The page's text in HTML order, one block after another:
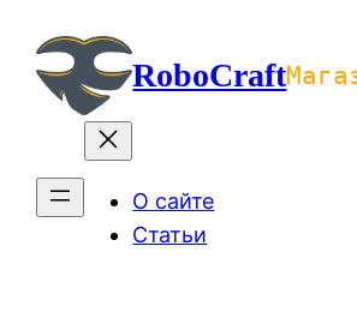
содержимомуRoboCraft
О сайте
Статьи